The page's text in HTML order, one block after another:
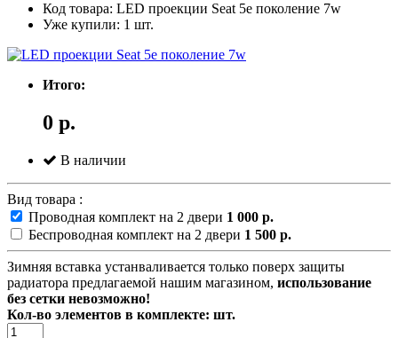
Код товара: LED проекции Seat 5е поколение 7w
Уже купили: 1 шт.
Итого:
0 р.
В наличии
Вид товара :
Проводная комплект на 2 двери 1 000 р.
Беспроводная комплект на 2 двери 1 500 р.
Зимняя вставка устанваливается только поверх защиты
радиатора предлагаемой нашим магазином, использование
без сетки невозможно!
Кол-во элементов в комплекте: шт.